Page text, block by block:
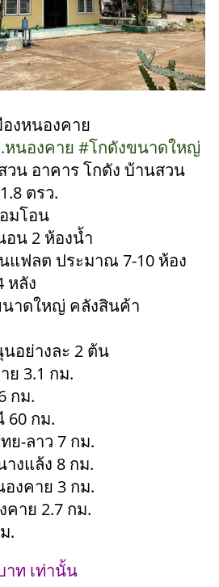
งหนองคาย
หนองคาย #โกดังขนาดใหญ่
วน อาคาร โกดัง บ้านสวน
ตรว.
มโอน
น 2 ห้องน้ำ
แฟลต ประมาณ 7-10 ห้อง
หลัง
นาดใหญ่ คลังสินค้า
อย่างละ 2 ต้น
ย 3.1 กม.
กม.
60 กม.
ย-ลาว 7 กม.
งแล้ง 8 กม.
งคาย 3 กม.
าย 2.7 กม.
.
าท เท่านั้น